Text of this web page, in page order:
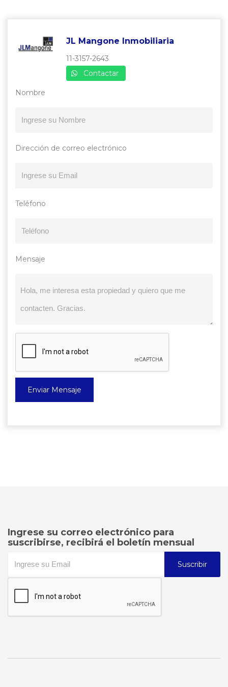
JL Mangone Inmobiliaria
11-3157-2643
Contactar
Nombre
Dirección de correo electrónico
Teléfono
Mensaje
Enviar Mensaje
Ingrese su correo electrónico para
suscribirse, recibirá el boletín mensual
Suscribir